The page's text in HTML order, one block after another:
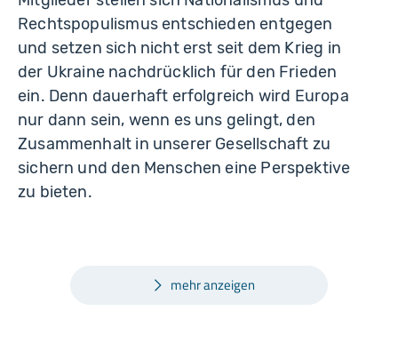
Rechtspopulismus entschieden entgegen
und setzen sich nicht erst seit dem Krieg in
der Ukraine nachdrücklich für den Frieden
ein. Denn dauerhaft erfolgreich wird Europa
nur dann sein, wenn es uns gelingt, den
Zusammenhalt in unserer Gesellschaft zu
sichern und den Menschen eine Perspektive
zu bieten.
mehr anzeigen